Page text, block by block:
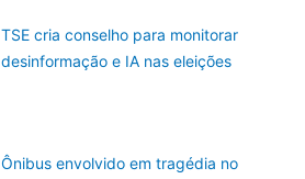
TSE cria conselho para monitorar
desinformação e IA nas eleições
Ônibus envolvido em tragédia no